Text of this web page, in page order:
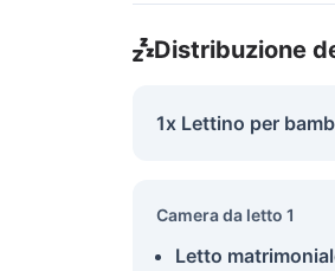
Distribuzione
1x Lettino per
Camera da letto 1
Letto